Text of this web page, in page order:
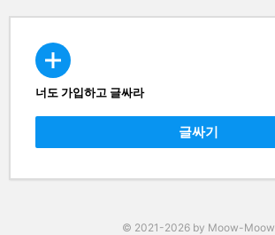
CREATE
너도 가입하고 글싸라
글싸기
© 2021-2026 by Moow-Moow